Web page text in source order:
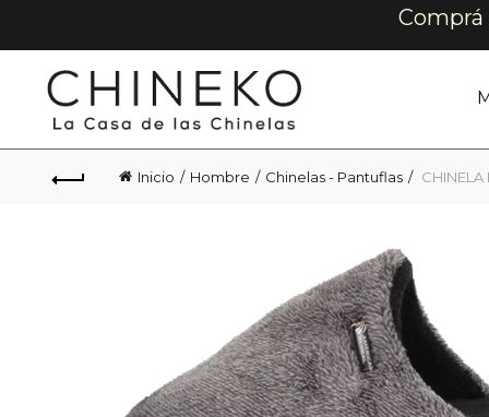
Inicio Hombre Chinelas - Pantuflas CHINELA